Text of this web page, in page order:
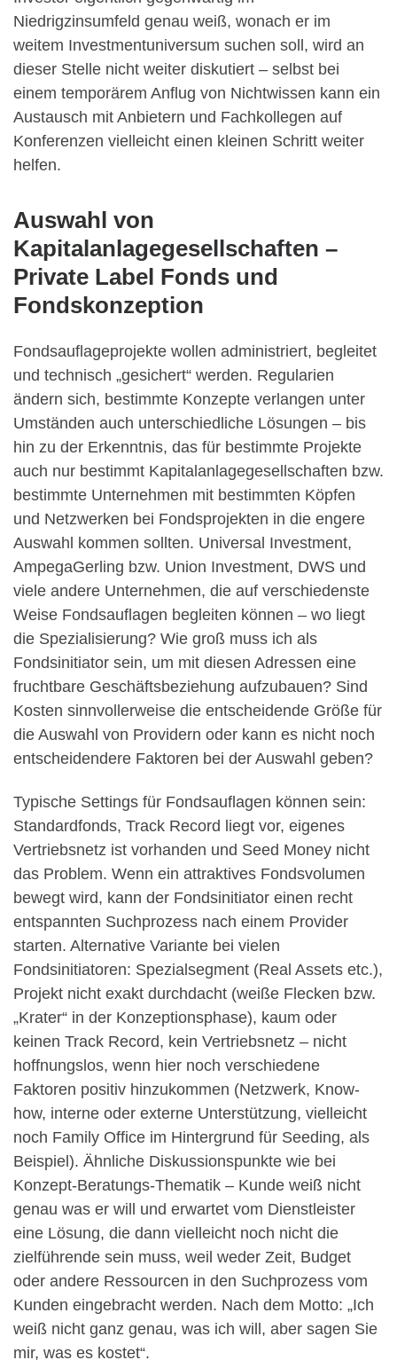
Niedrigzinsumfeld genau weiß, wonach er im
weitem Investmentuniversum suchen soll, wird an
dieser Stelle nicht weiter diskutiert – selbst bei
einem temporärem Anflug von Nichtwissen kann ein
Austausch mit Anbietern und Fachkollegen auf
Konferenzen vielleicht einen kleinen Schritt weiter
helfen.
Auswahl von
Kapitalanlagegesellschaften –
Private Label Fonds und
Fondskonzeption
Fondsauflageprojekte wollen administriert, begleitet
und technisch „gesichert“ werden. Regularien
ändern sich, bestimmte Konzepte verlangen unter
Umständen auch unterschiedliche Lösungen – bis
hin zu der Erkenntnis, das für bestimmte Projekte
auch nur bestimmt Kapitalanlagegesellschaften bzw.
bestimmte Unternehmen mit bestimmten Köpfen
und Netzwerken bei Fondsprojekten in die engere
Auswahl kommen sollten. Universal Investment,
AmpegaGerling bzw. Union Investment, DWS und
viele andere Unternehmen, die auf verschiedenste
Weise Fondsauflagen begleiten können – wo liegt
die Spezialisierung? Wie groß muss ich als
Fondsinitiator sein, um mit diesen Adressen eine
fruchtbare Geschäftsbeziehung aufzubauen? Sind
Kosten sinnvollerweise die entscheidende Größe für
die Auswahl von Providern oder kann es nicht noch
entscheidendere Faktoren bei der Auswahl geben?
Typische Settings für Fondsauflagen können sein:
Standardfonds, Track Record liegt vor, eigenes
Vertriebsnetz ist vorhanden und Seed Money nicht
das Problem. Wenn ein attraktives Fondsvolumen
bewegt wird, kann der Fondsinitiator einen recht
entspannten Suchprozess nach einem Provider
starten. Alternative Variante bei vielen
Fondsinitiatoren: Spezialsegment (Real Assets etc.),
Projekt nicht exakt durchdacht (weiße Flecken bzw.
„Krater“ in der Konzeptionsphase), kaum oder
keinen Track Record, kein Vertriebsnetz – nicht
hoffnungslos, wenn hier noch verschiedene
Faktoren positiv hinzukommen (Netzwerk, Know-
how, interne oder externe Unterstützung, vielleicht
noch Family Office im Hintergrund für Seeding, als
Beispiel). Ähnliche Diskussionspunkte wie bei
Konzept-Beratungs-Thematik – Kunde weiß nicht
genau was er will und erwartet vom Dienstleister
eine Lösung, die dann vielleicht noch nicht die
zielführende sein muss, weil weder Zeit, Budget
oder andere Ressourcen in den Suchprozess vom
Kunden eingebracht werden. Nach dem Motto: „Ich
weiß nicht ganz genau, was ich will, aber sagen Sie
mir, was es kostet“.